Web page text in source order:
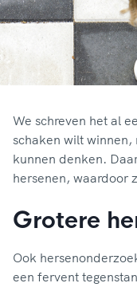
We schreven het al
schaken wilt
kunnen denken.
hersenen, waardoor
Grotere
Ook
een fervent